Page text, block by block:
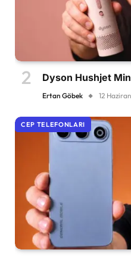
Dyson Hushjet Mini
Ertan Göbek 12
CEP TELEFONLARI